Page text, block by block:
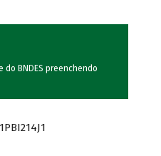
BNDES preenchendo